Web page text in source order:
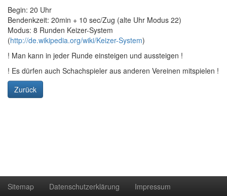
Begin: 20 Uhr
Bendenkzeit: 20min + 10 sec/Zug (alte Uhr Modus 22)
Modus: 8 Runden Keizer-System
(http://de.wikipedia.org/wiki/Keizer-System)
! Man kann in jeder Runde einsteigen und aussteigen !
! Es dürfen auch Schachspieler aus anderen Vereinen mitspielen !
Zurück
Sitemap Datenschutzerklärung Impressum